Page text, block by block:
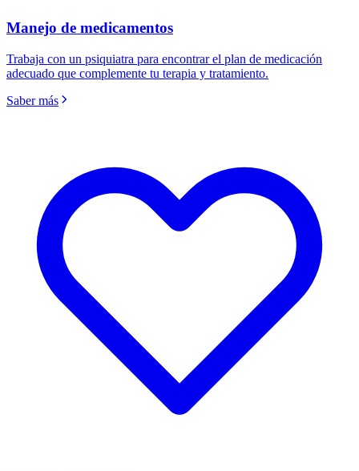
Manejo de medicamentos
Trabaja con un psiquiatra para encontrar el plan de medicación
adecuado que complemente tu terapia y tratamiento.
Saber más